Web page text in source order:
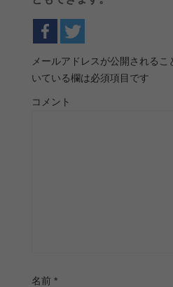
メールアドレスが公開されるこ
いている欄は必須項目です
コメント
名前 *